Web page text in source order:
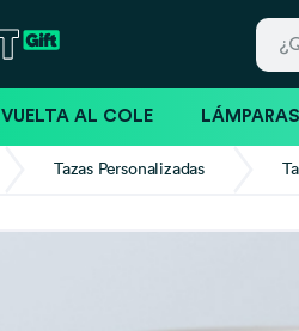
VUELTA AL COLE LÁMPARAS
Tazas Personalizadas